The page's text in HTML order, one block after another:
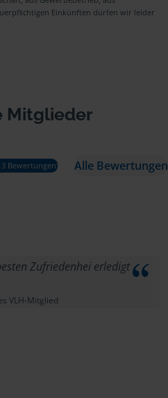
Einkünften dürfen wir leider
Mitglieder
Bewertungen) Alle Bewertungen
Zufriedenhei erledigt
VLH-Mitglied